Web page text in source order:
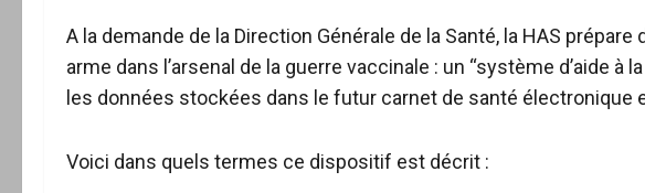
A la demande de la Direction Générale de la Santé, la HAS
arme dans l’arsenal de la guerre vaccinale : un “système d’aide à
les données stockées dans le futur carnet de santé électronique
Voici dans quels termes ce dispositif est décrit :